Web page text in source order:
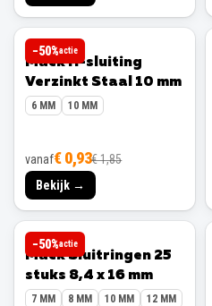
−50%actie
MACK
Mack H-sluiting
Verzinkt Staal 10 mm
6 MM 10 MM
vanaf€ 0,93€ 1,85
Bekijk →
−50%actie
MACK
Mack Sluitringen 25
stuks 8,4 x 16 mm
7 MM 8 MM 10 MM
12 MM